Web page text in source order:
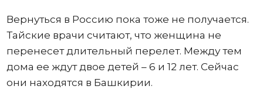
Вернуться в Россию пока тоже не получается.
Тайские врачи считают, что женщина не
перенесет длительный перелет. Между тем
дома ее ждут двое детей – 6 и 12 лет. Сейчас
они находятся в Башкирии.